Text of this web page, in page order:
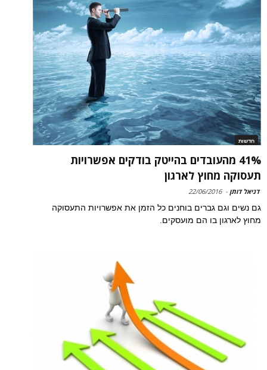
חדשות
41% מהעובדים בהייטק בודקים אפשרויות
תעסוקה מחוץ לארגון
דניאל דותן -
22/06/2016
גם נשים וגם גברים בוחנים כל הזמן את אפשרויות התעסוקה
מחוץ לארגון בו הם מועסקים.